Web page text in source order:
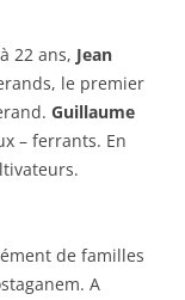
22 ans, Jean
le premier
Guillaume
– ferrants. En
de familles
A